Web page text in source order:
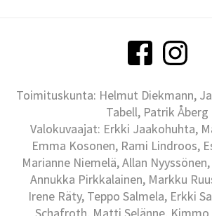
Toimituskunta: Helmut Diekmann,
Tabell, Patrik Åberg
Valokuvaajat: Erkki Jaakohuhta,
Emma Kosonen, Rami Lindroos,
Marianne Niemelä, Allan
Annukka Pirkkalainen, Markku
Irene Räty, Teppo Salmela, Erkki